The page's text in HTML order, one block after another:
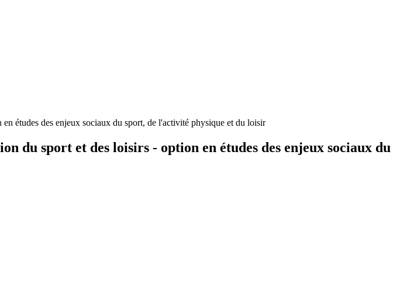
études des enjeux sociaux du sport, de l'activité physique et du loisir
du sport et des loisirs - option en études des enjeux sociaux du